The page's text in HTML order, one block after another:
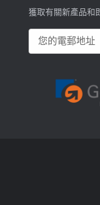
獲取有關新產品和
郵